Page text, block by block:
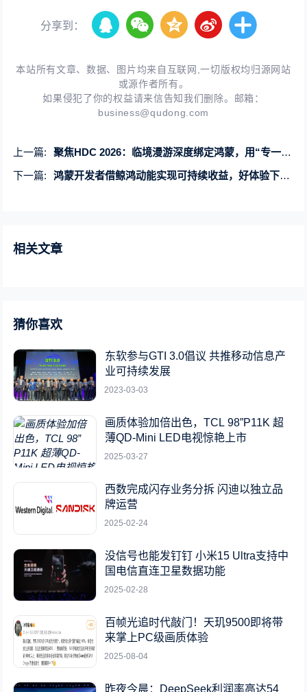
分享到：
本站所有文章、数据、图片均来自互联网,一切版权均归源网站
或源作者所有。
如果侵犯了你的权益请来信告知我们删除。邮箱：
business@qudong.com
上一篇:
聚焦HDC 2026：临境漫游深度绑定鸿蒙，用“专一”换极致体验
下一篇:
鸿蒙开发者借鲸鸿动能实现可持续收益，好体验下的商业正循环
相关文章
猜你喜欢
东软参与GTI 3.0倡议 共推移动信息产
业可持续发展
2023-03-03
画质体验加倍出色，TCL 98”P11K 超
薄QD-Mini LED电视惊艳上市
2025-03-27
西数完成闪存业务分拆 闪迪以独立品
牌运营
2025-02-24
没信号也能发钉钉 小米15 Ultra支持中
国电信直连卫星数据功能
2025-02-28
百帧光追时代敲门！天玑9500即将带
来掌上PC级画质体验
2025-08-04
昨夜今晨：DeepSeek利润率高达54